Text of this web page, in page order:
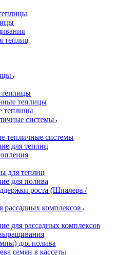
теплиц
теплицы
теплицы
системы
тепличные системы
для теплиц
для теплиц
для полива
роста (Шпалера /
рассадных комплексов
для рассадных комплексов
для полива
семян в кассеты